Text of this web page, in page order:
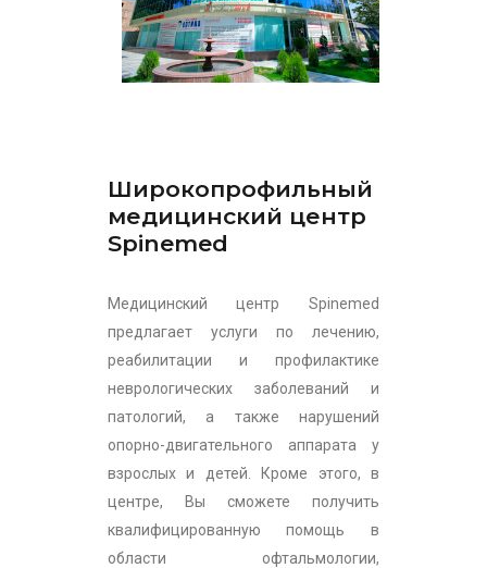
Широкопрофильный
медицинский центр
Spinemed
Медицинский центр Spinemed
предлагает услуги по лечению,
реабилитации и профилактике
неврологических заболеваний и
патологий, а также нарушений
опорно-двигательного аппарата у
взрослых и детей. Кроме этого, в
центре, Вы сможете получить
квалифицированную помощь в
области офтальмологии,